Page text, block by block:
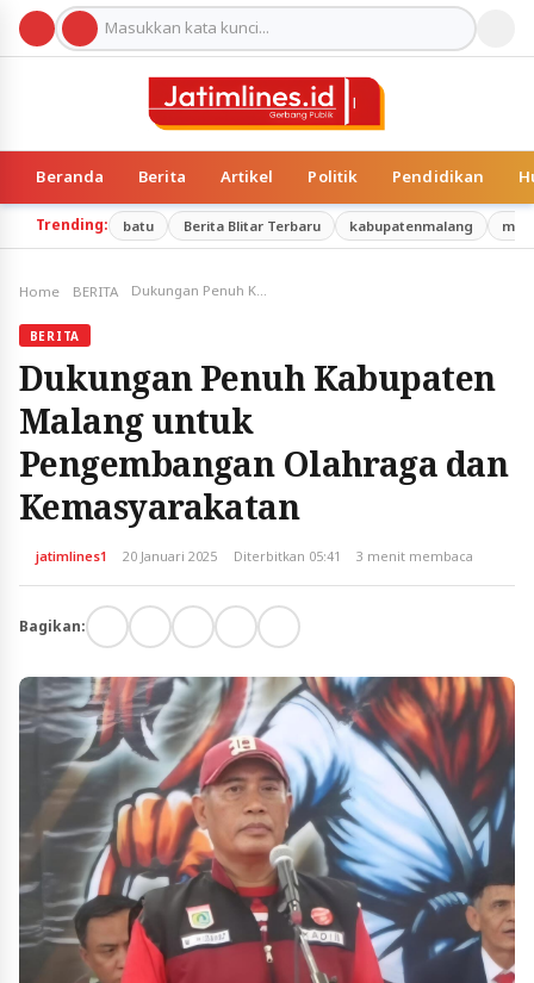
Beranda Berita Artikel Politik Pendidikan
Trending: batu Berita Blitar Terbaru kabupatenmalang
Home BERITA
BERITA
Dukungan Penuh Kabupaten
Malang untuk
Pengembangan Olahraga dan
Kemasyarakatan
jatimlines1 20 Januari 2025 Diterbitkan 05:41 3 menit membaca
Bagikan: